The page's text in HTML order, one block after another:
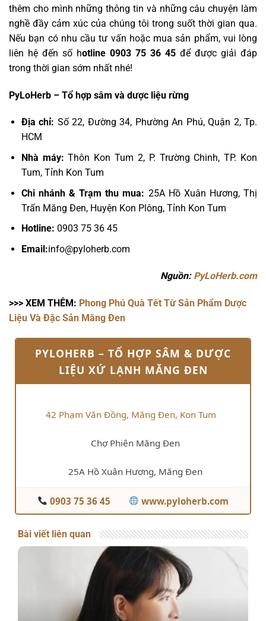
thêm cho mình những thông tin và những câu chuyện làm
nghề đầy cảm xúc của chúng tôi trong suốt thời gian qua.
Nếu bạn có nhu cầu tư vấn hoặc mua sản phẩm, vui lòng
liên hệ đến số hotline 0903 75 36 45 để được giải đáp
trong thời gian sớm nhất nhé!
PyLoHerb – Tổ hợp sâm và dược liệu rừng
Địa chỉ: Số 22, Đường 34, Phường An Phú, Quận 2, Tp.
HCM
Nhà máy: Thôn Kon Tum 2, P. Trường Chinh, TP. Kon
Tum, Tỉnh Kon Tum
Chi nhánh & Trạm thu mua: 25A Hồ Xuân Hương, Thị
Trấn Măng Đen, Huyện Kon Plông, Tỉnh Kon Tum
Hotline: 0903 75 36 45
Email:info@pyloherb.com
Nguồn: PyLoHerb.com
>>> XEM THÊM: Phong Phú Quà Tết Từ Sản Phẩm Dược
Liệu Và Đặc Sản Măng Đen
PYLOHERB – TỔ HỢP SÂM & DƯỢC
LIỆU XỨ LẠNH MĂNG ĐEN
42 Phạm Văn Đồng, Măng Đen, Kon Tum
Chợ Phiên Măng Đen
25A Hồ Xuân Hương, Măng Đen
0903 75 36 45 www.pyloherb.com
Bài viết liên quan